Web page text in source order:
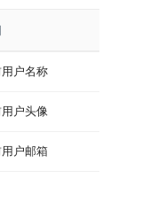
用户名称
户头像
用户邮箱